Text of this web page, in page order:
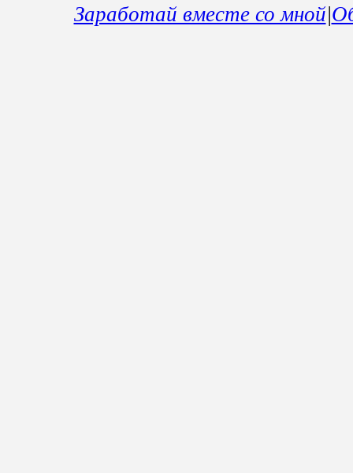
Заработай вместе со мной|